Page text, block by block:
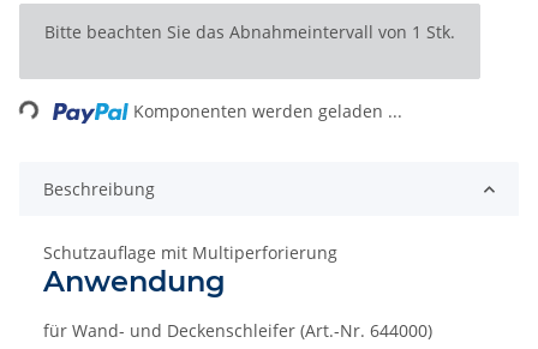
x
Bitte beachten Sie das Abnahmeintervall von 1 Stk.
Komponenten werden geladen ...
Beschreibung
Schutzauflage mit Multiperforierung
Anwendung
für Wand- und Deckenschleifer (Art.-Nr. 644000)